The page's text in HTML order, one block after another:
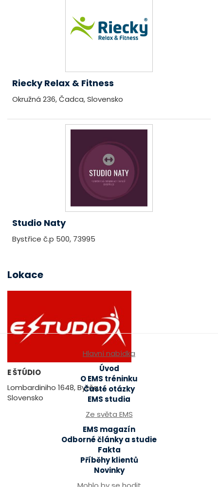
Riecky Relax & Fitness
Okružná 236, Čadca, Slovensko
Studio Naty
Bystřice č.p 500, 73995
Lokace
E ŠTÚDIO
Lombardiniho 1648, Bytča,
Slovensko
Hlavní nabídka
Úvod
O EMS tréninku
Časté otázky
EMS studia
Ze světa EMS
EMS magazín
Odborné články a studie
Fakta
Příběhy klientů
Novinky